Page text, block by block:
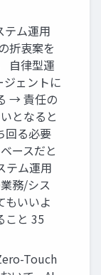
テム運用
折衷案を
自律型運
ェントに
→ 責任の
となると
回る必要
ースだと
テム運用
務/シス
もいいよ
こと 35
Touch